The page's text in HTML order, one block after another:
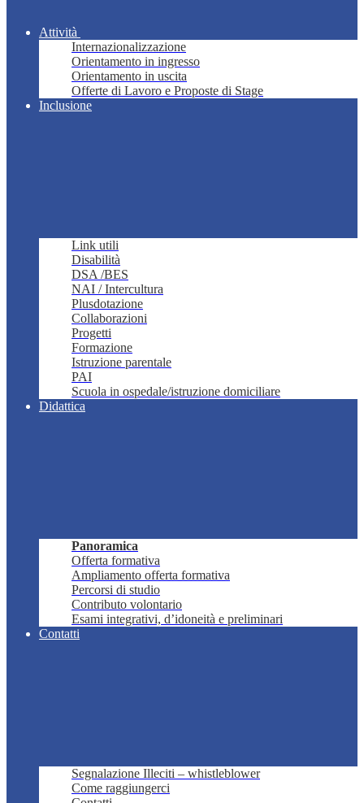
Attività
Internazionalizzazione
Orientamento in ingresso
Orientamento in uscita
Offerte di Lavoro e Proposte di Stage
Inclusione
Link utili
Disabilità
DSA /BES
NAI / Intercultura
Plusdotazione
Collaborazioni
Progetti
Formazione
Istruzione parentale
PAI
Scuola in ospedale/istruzione domiciliare
Didattica
Panoramica
Offerta formativa
Ampliamento offerta formativa
Percorsi di studio
Contributo volontario
Esami integrativi, d’idoneità e preliminari
Contatti
Segnalazione Illeciti – whistleblower
Come raggiungerci